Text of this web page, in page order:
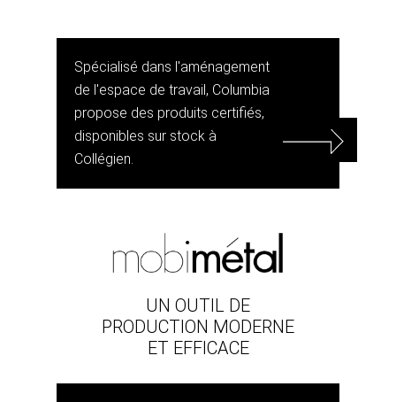
Spécialisé dans l'aménagement
de l'espace de travail, Columbia
propose des produits certifiés,
disponibles sur stock à
Collégien.
UN OUTIL DE
PRODUCTION MODERNE
ET EFFICACE